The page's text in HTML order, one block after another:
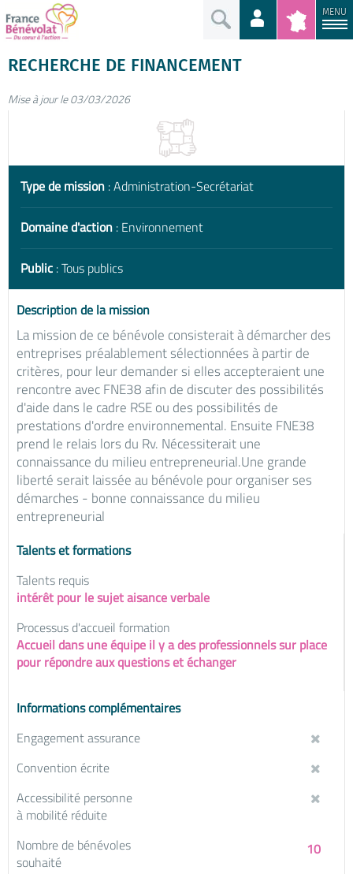
MENU
RECHERCHE DE FINANCEMENT
Mise à jour le 03/03/2026
Type de mission : Administration-Secrétariat
Domaine d'action : Environnement
Public : Tous publics
Description de la mission
La mission de ce bénévole consisterait à démarcher des
entreprises préalablement sélectionnées à partir de
critères, pour leur demander si elles accepteraient une
rencontre avec FNE38 afin de discuter des possibilités
d'aide dans le cadre RSE ou des possibilités de
prestations d'ordre environnemental. Ensuite FNE38
prend le relais lors du Rv. Nécessiterait une
connaissance du milieu entrepreneurial.Une grande
liberté serait laissée au bénévole pour organiser ses
démarches - bonne connaissance du milieu
entrepreneurial
Talents et formations
Talents requis
intérêt pour le sujet aisance verbale
Processus d'accueil formation
Accueil dans une équipe il y a des professionnels sur place
pour répondre aux questions et échanger
Informations complémentaires
Engagement assurance
Convention écrite
Accessibilité personne
à mobilité réduite
10
Nombre de bénévoles
souhaité